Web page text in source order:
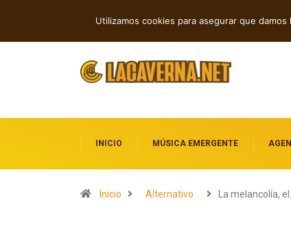
INICIO MÚSICA EMERGENTE
Inicio Alternativo La melancolía, el…
Utilizamos cookies para asegurar que